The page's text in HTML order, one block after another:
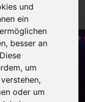
und
ein
besser an
um
oder um
0